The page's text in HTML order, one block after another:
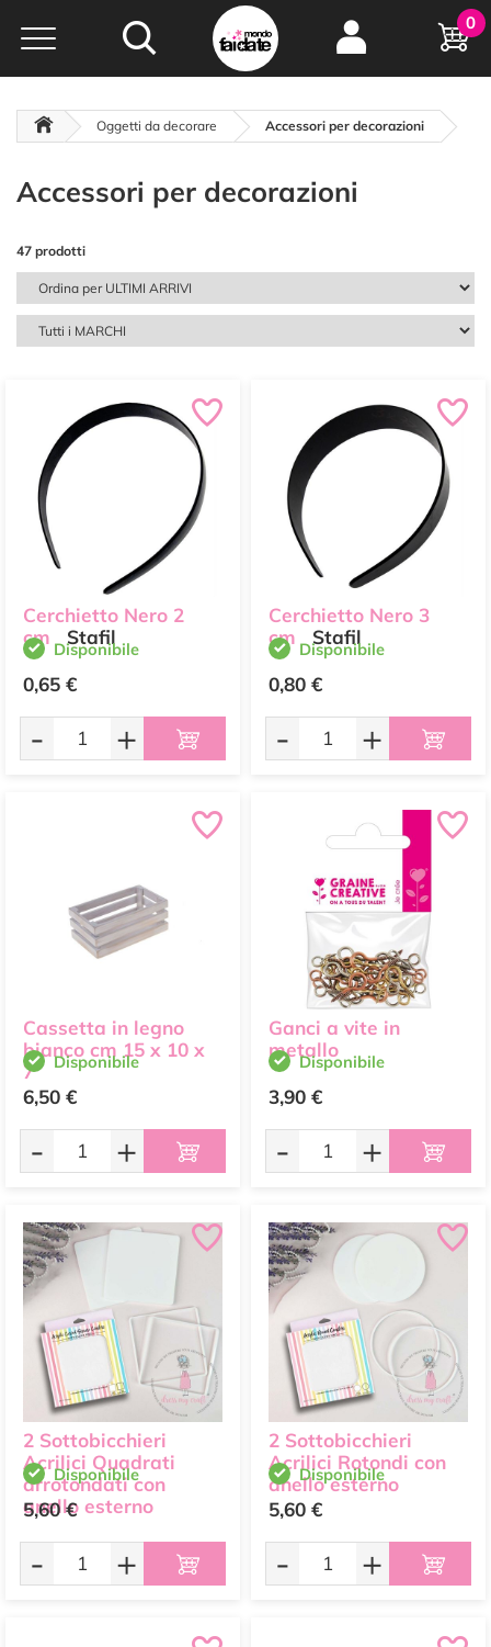
Hobby e
creatività...
oltre 15 anni online
0
Oggetti da decorare Accessori per decorazioni
Accessori per decorazioni
47 prodotti
Cerchietto Nero 2
cm
Stafil
Disponibile
0,65 €
- +
Cerchietto Nero 3
cm
Stafil
Disponibile
0,80 €
- +
Cassetta in legno
bianco cm 15 x 10 x
7
Disponibile
6,50 €
- +
Ganci a vite in
metallo
Disponibile
3,90 €
- +
2 Sottobicchieri
Acrilici Quadrati
arrotondati con
anello esterno
Disponibile
5,60 €
- +
2 Sottobicchieri
Acrilici Rotondi con
anello esterno
Disponibile
5,60 €
- +